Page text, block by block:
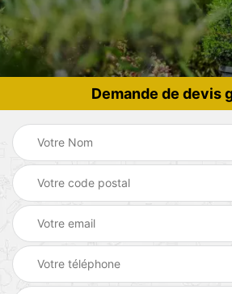
Demande de devis